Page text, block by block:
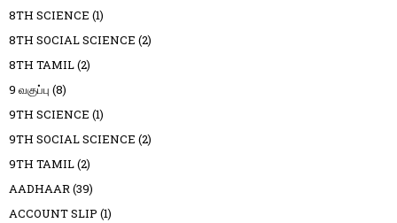
8TH SCIENCE (1)
8TH SOCIAL SCIENCE (2)
8TH TAMIL(2)
9 வகுப்பு (8)
9TH SCIENCE (1)
9TH SOCIAL SCIENCE (2)
9TH TAMIL(2)
AADHAAR(39)
ACCOUNT SLIP (1)